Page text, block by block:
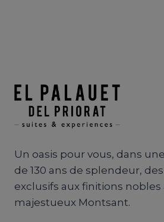
Un oasis pour vous, dans
de 130 ans de splendeur,
exclusifs aux finitions
majestueux Montsant.